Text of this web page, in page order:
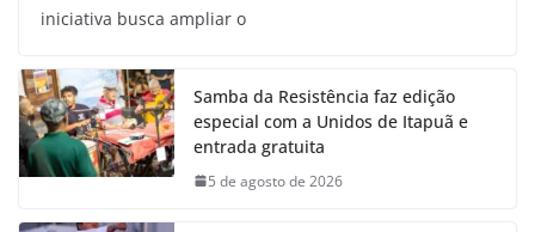
iniciativa busca ampliar o
Samba da Resistência faz edição
especial com a Unidos de Itapuã e
entrada gratuita
5 de agosto de 2026